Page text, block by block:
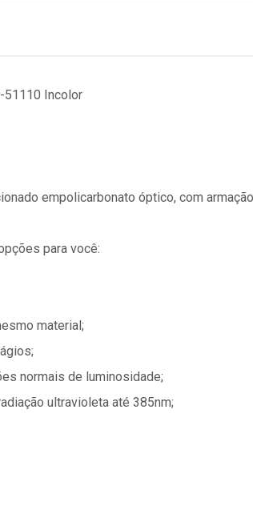
51110 Incolor
empolicarbonato óptico, com
para você:
material;
normais de luminosidade;
ultravioleta até 385nm;